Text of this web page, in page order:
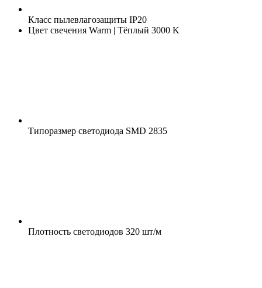
Класс пылевлагозащиты IP20
Цвет свечения Warm | Тёплый 3000 K
Типоразмер светодиода SMD 2835
Плотность светодиодов 320 шт/м